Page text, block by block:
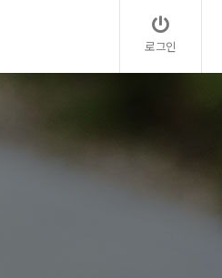
로그인